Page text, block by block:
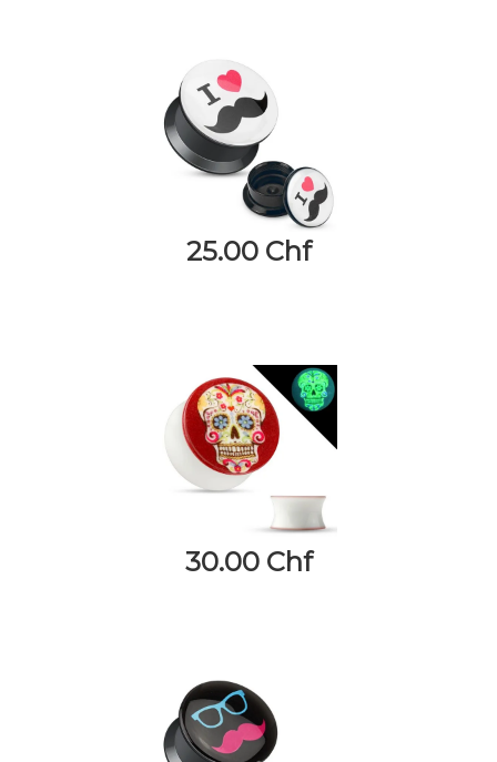
25.00 Chf
30.00 Chf